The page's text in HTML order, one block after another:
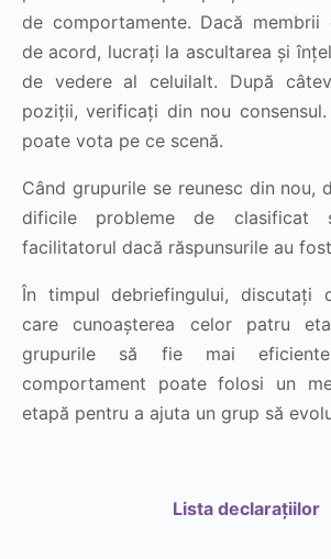
de comportamente. Dacă membrii
de acord, lucrați la ascultarea și
de vedere al celuilalt. După
poziții, verificați din nou
poate vota pe ce scenă.
Când grupurile se reunesc din nou,
dificile probleme de clasificat
facilitatorul dacă răspunsurile au
În timpul debriefingului, discutați
care cunoașterea celor patru
grupurile să fie mai
comportament poate folosi un
etapă pentru a ajuta un grup să
Lista declarațiilor